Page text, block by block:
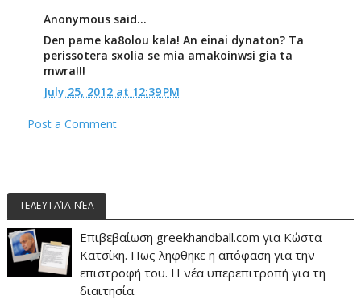
Anonymous said...
Den pame ka8olou kala! An einai dynaton? Ta
perissotera sxolia se mia amakoinwsi gia ta
mwra!!!
July 25, 2012 at 12:39 PM
Post a Comment
ΤΕΛΕΥΤΑΊΑ ΝΈΑ
Επιβεβαίωση greekhandball.com για Κώστα
Κατσίκη. Πως ληφθηκε η απόφαση για την
επιστροφή του. Η νέα υπερεπιτροπή για τη
διαιτησία.